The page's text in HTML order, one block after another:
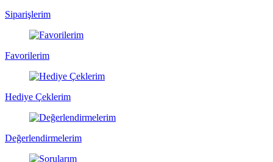
Siparişlerim
Favorilerim
Hediye Çeklerim
Değerlendirmelerim